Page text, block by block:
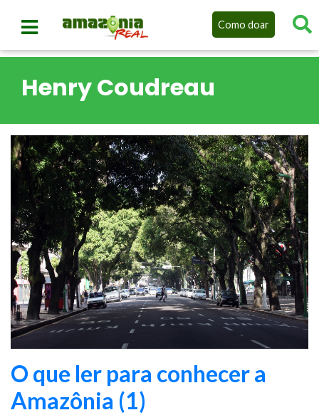
Como doar
Henry Coudreau
O que ler para conhecer a
Amazônia (1)